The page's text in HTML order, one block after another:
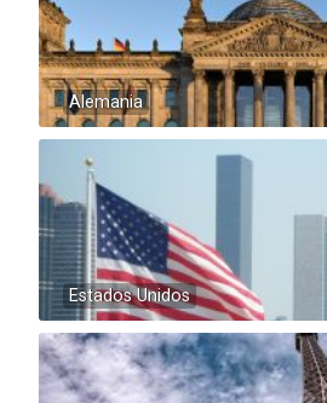
Alemania
Estados Unidos